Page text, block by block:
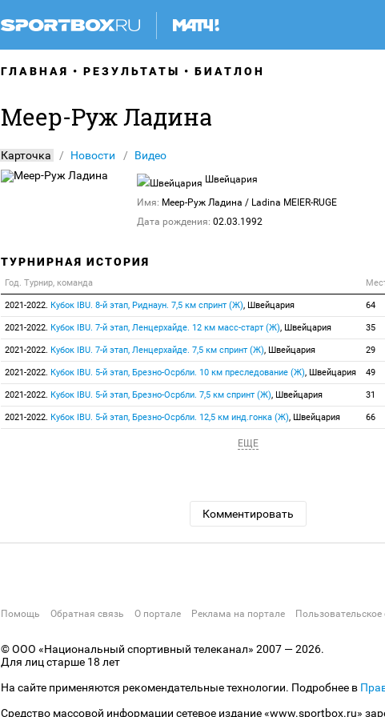
ГЛАВНАЯ РЕЗУЛЬТАТЫ БИАТЛОН
Меер-Руж Ладина
Карточка Новости Видео
Швейцария
Имя: Меер-Руж Ладина / Ladina MEIER-RUGE
Дата рождения: 02.03.1992
ТУРНИРНАЯ ИСТОРИЯ
Год. Турнир, команда
2021-2022. Кубок IBU. 8-й этап, Риднаун. 7,5 км спринт (Ж), Швейцария 64
2021-2022. Кубок IBU. 7-й этап, Ленцерхайде. 12 км масс-старт (Ж), Швейцария 35
2021-2022. Кубок IBU. 7-й этап, Ленцерхайде. 7,5 км спринт (Ж), Швейцария 29
2021-2022. Кубок IBU. 5-й этап, Брезно-Осрбли. 10 км преследование (Ж), Швейцария 49
2021-2022. Кубок IBU. 5-й этап, Брезно-Осрбли. 7,5 км спринт (Ж), Швейцария 31
2021-2022. Кубок IBU. 5-й этап, Брезно-Осрбли. 12,5 км инд.гонка (Ж), Швейцария 66
ЕЩЕ
Комментировать
Помощь Обратная связь О портале Реклама на портале
© ООО «Национальный спортивный телеканал» 2007 — 2026.
Для лиц старше 18 лет
На сайте применяются рекомендательные технологии. Подробнее в
Средство массовой информации сетевое издание «www.sportbox.ru»